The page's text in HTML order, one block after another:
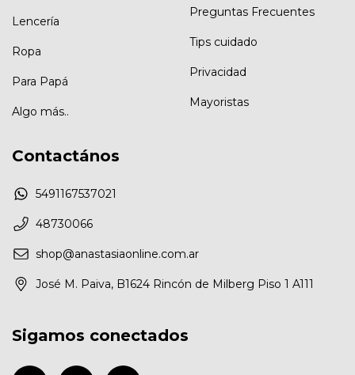
Lencería
Ropa
Para Papá
Algo más..
Preguntas Frecuentes
Tips cuidado
Privacidad
Mayoristas
Contactános
5491167537021
48730066
shop@anastasiaonline.com.ar
José M. Paiva, B1624 Rincón de Milberg Piso 1 A111
Sigamos conectados